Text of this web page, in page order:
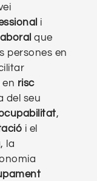
i
que
persones en
en risc
del seu
,
i el
la